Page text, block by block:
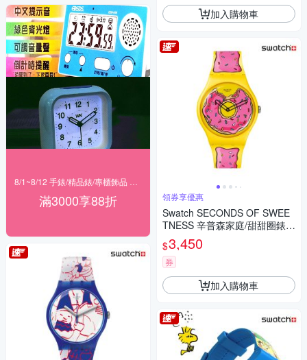
滿3000享88折
加入購物車
領券享優惠
Swatch SECONDS OF SWEE
TNESS 辛普森家庭/甜甜圈錶/
經典手錶/男錶/女錶/瑞士製造 S
O29Z134 (41mm)
$3,450
券
加入購物車